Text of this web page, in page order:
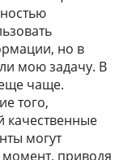
но в
мою задачу. В
чаще.
того,
качественные
могут
приводя